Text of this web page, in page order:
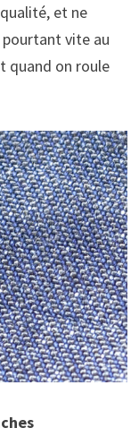
et ne
pourtant vite au
quand on roule